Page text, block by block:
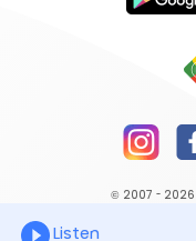
© 2007 - 2026
Listen